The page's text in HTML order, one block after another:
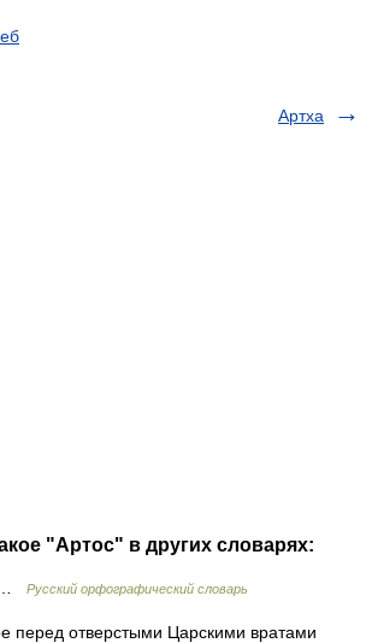
Артха
"Артос" в других словарях:
… Русский орфографический словарь
перед отверстыми Царскими вратами